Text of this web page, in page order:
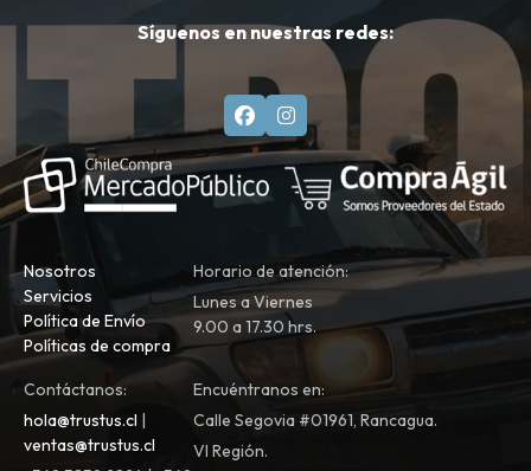
Síguenos en nuestras redes:
Nosotros
Servicios
Política de Envío
Políticas de compra
Horario de atención:
Lunes a Viernes
9.00 a 17.30 hrs.
Contáctanos:
hola@trustus.cl |
ventas@trustus.cl
Encuéntranos en:
Calle Segovia #01961, Rancagua.
VI Región.